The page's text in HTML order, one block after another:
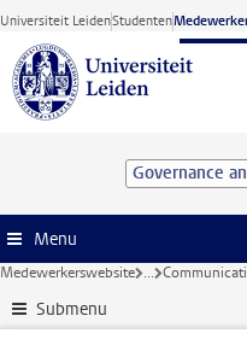
Ga direct naar de inhoud
Universiteit LeidenStudenten
Governance
Menu
Medewerkerswebsite ...
Submenu